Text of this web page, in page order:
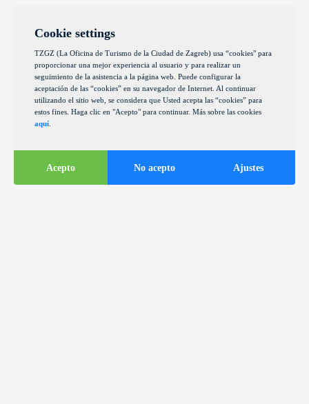
Cookie settings
TZGZ (La Oficina de Turismo de la Ciudad de Zagreb) usa “cookies" para
proporcionar una mejor experiencia al usuario y para realizar un
seguimiento de la asistencia a la página web. Puede configurar la
aceptación de las “cookies” en su navegador de Internet. Al continuar
utilizando el sitio web, se considera que Usted acepta las “cookies” para
estos fines. Haga clic en "Acepto" para continuar. Más sobre las cookies
aquí
Acepto No acepto Ajustes